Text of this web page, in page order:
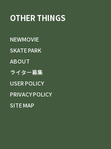
OTHER THINGS
NEWMOVIE
SKATE PARK
ABOUT
ライター募集
USER POLICY
PRIVACY POLICY
SITE MAP